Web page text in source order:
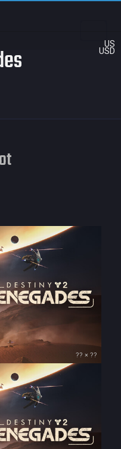
US
USD
?? × ??